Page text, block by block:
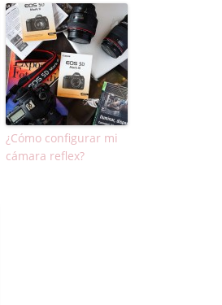
¿Cómo configurar mi
cámara reflex?